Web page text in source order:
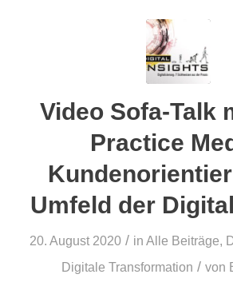
Video Sofa-Talk
Practice
Umfeld der
20. August 2020 / inAlle Beiträge,
Digitale Transformation / von